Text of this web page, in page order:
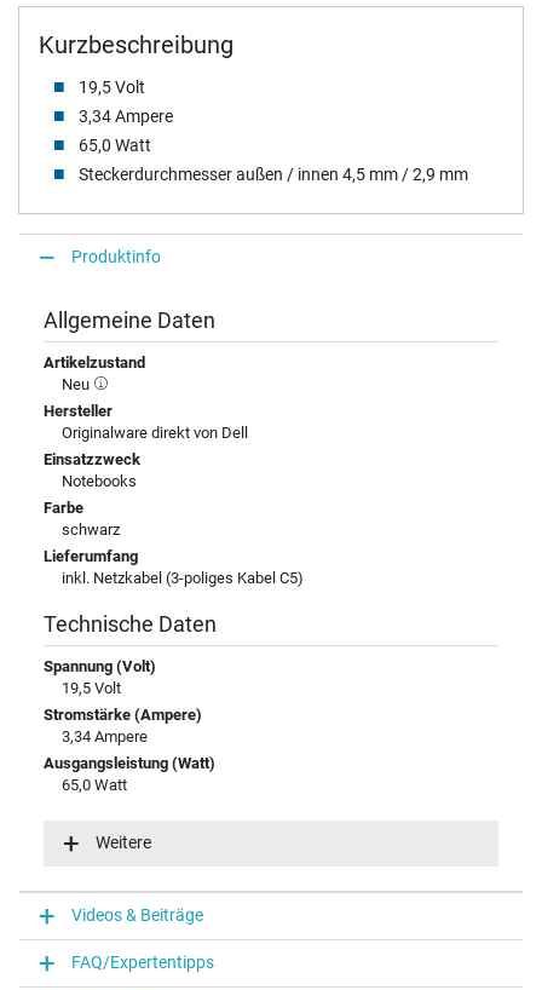
Kurzbeschreibung
19,5 Volt
3,34 Ampere
65,0 Watt
Steckerdurchmesser außen / innen 4,5 mm / 2,9 mm
Produktinfo
Allgemeine Daten
Artikelzustand
Neu
Hersteller
Originalware direkt von Dell
Einsatzzweck
Notebooks
Farbe
schwarz
Lieferumfang
inkl. Netzkabel (3-poliges Kabel C5)
Technische Daten
Spannung (Volt)
19,5 Volt
Stromstärke (Ampere)
3,34 Ampere
Ausgangsleistung (Watt)
65,0 Watt
100-240V / 50-60Hz
Funktions-LED
Funktions-LED im Stecker
Notebook Stecker
Weitere
Videos & Beiträge
FAQ/Expertentipps